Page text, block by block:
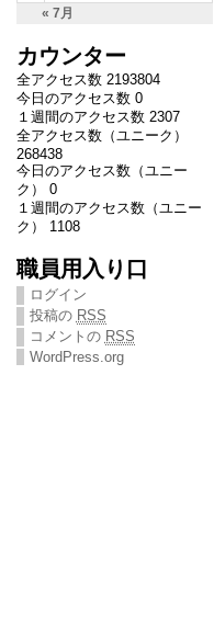
« 7月
カウンター
全アクセス数 2193804
今日のアクセス数 0
１週間のアクセス数 2307
全アクセス数（ユニーク）
268438
今日のアクセス数（ユニー
ク） 0
１週間のアクセス数（ユニー
ク） 1108
職員用入り口
ログイン
投稿の RSS
コメントの RSS
WordPress.org